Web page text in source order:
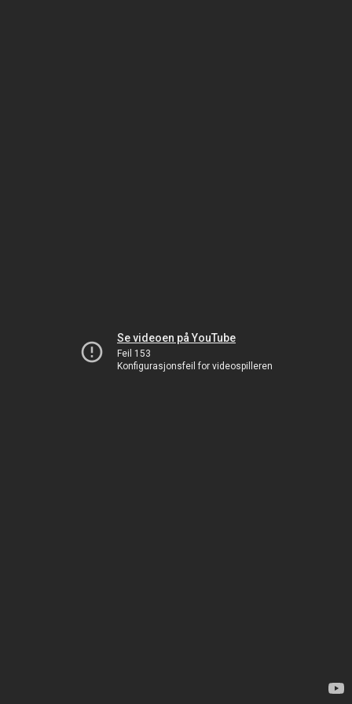
Se videoen på YouTube
Feil 153
Konfigurasjonsfeil for videospilleren